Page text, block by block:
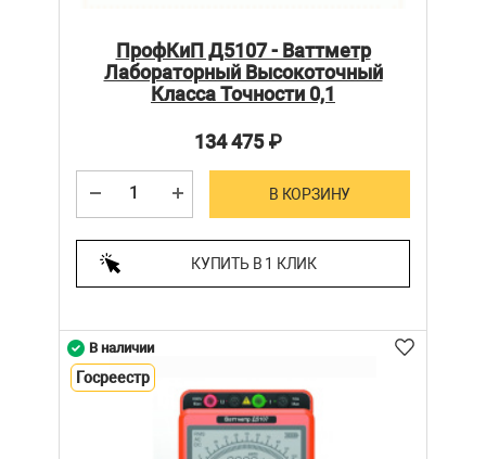
ПрофКиП Д5107 - Ваттметр
Лабораторный Высокоточный
Класса Точности 0,1
134 475₽
В КОРЗИНУ
КУПИТЬ В 1 КЛИК
В наличии
Госреестр